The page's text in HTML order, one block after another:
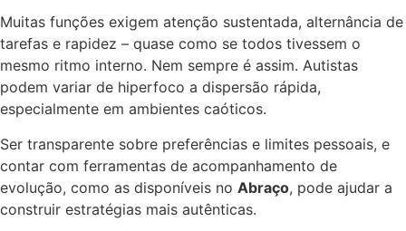
Muitas funções exigem atenção sustentada, alternância de
tarefas e rapidez – quase como se todos tivessem o
mesmo ritmo interno. Nem sempre é assim. Autistas
podem variar de hiperfoco a dispersão rápida,
especialmente em ambientes caóticos.
Ser transparente sobre preferências e limites pessoais, e
contar com ferramentas de acompanhamento de
evolução, como as disponíveis no Abraço, pode ajudar a
construir estratégias mais autênticas.